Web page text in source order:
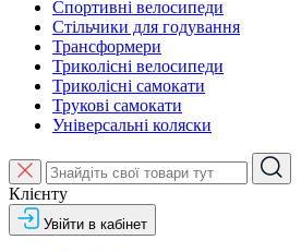
Спортивні велосипеди
Стільчики для годування
Трансформери
Триколісні велосипеди
Триколісні самокати
Трукові самокати
Універсальні коляски
Клієнту
Увійти в кабінет